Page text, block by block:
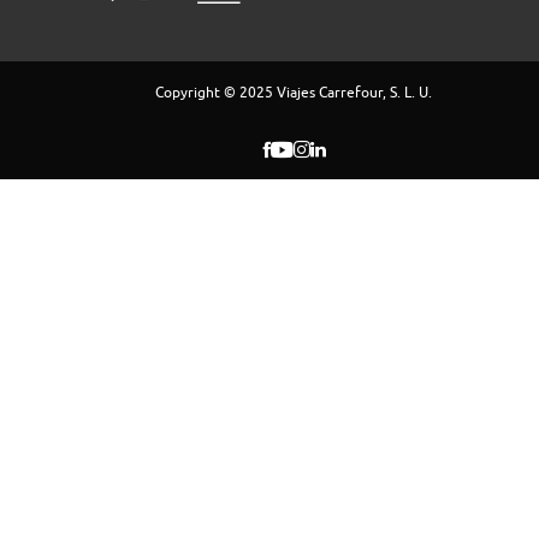
Copyright © 2025 Viajes Carrefour, S. L. U.